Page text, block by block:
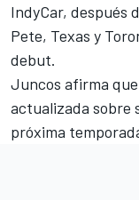
IndyCar, después
Pete, Texas y
debut.
Juncos afirma
actualizada sobre
próxima